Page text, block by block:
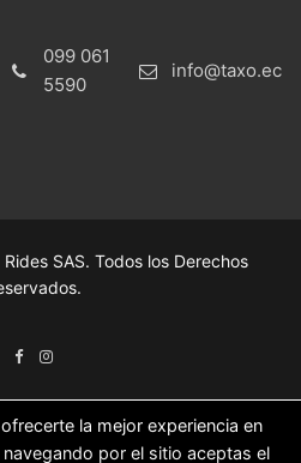
099 061
5590
info@taxo.ec
SAS. Todos los Derechos
la mejor experiencia en
por el sitio aceptas el